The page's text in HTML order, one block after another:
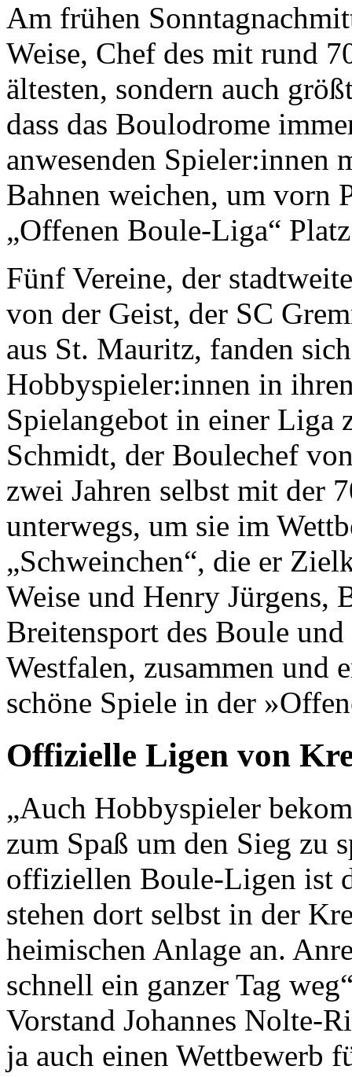
Am frühen
Weise, Chef des mit rund
ältesten, sondern auch
dass das Boulodrome
anwesenden Spieler:innen
Bahnen weichen, um vorn
„Offenen Boule-Liga“
Fünf Vereine, der
von der Geist, der SC
aus St. Mauritz, fanden
Hobbyspieler:innen in
Spielangebot in einer Liga
Schmidt, der Boulechef
zwei Jahren selbst mit der
unterwegs, um sie im
„Schweinchen“, die er
Weise und Henry
Breitensport des Boule
Westfalen, zusammen und
schöne Spiele in der
Offizielle Ligen von
„Auch Hobbyspieler
zum Spaß um den Sieg zu
offiziellen Boule-Ligen ist
stehen dort selbst in der
heimischen Anlage an.
schnell ein ganzer Tag
Vorstand Johannes Nolte-
ja auch einen Wettbewerb